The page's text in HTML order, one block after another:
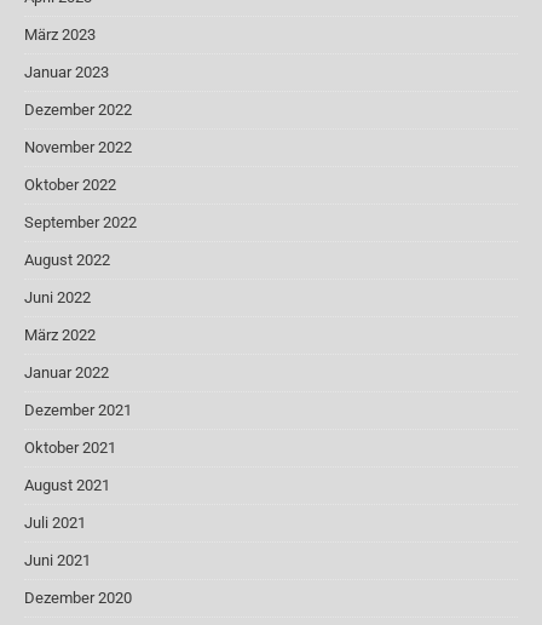
März 2023
Januar 2023
Dezember 2022
November 2022
Oktober 2022
September 2022
August 2022
Juni 2022
März 2022
Januar 2022
Dezember 2021
Oktober 2021
August 2021
Juli 2021
Juni 2021
Dezember 2020